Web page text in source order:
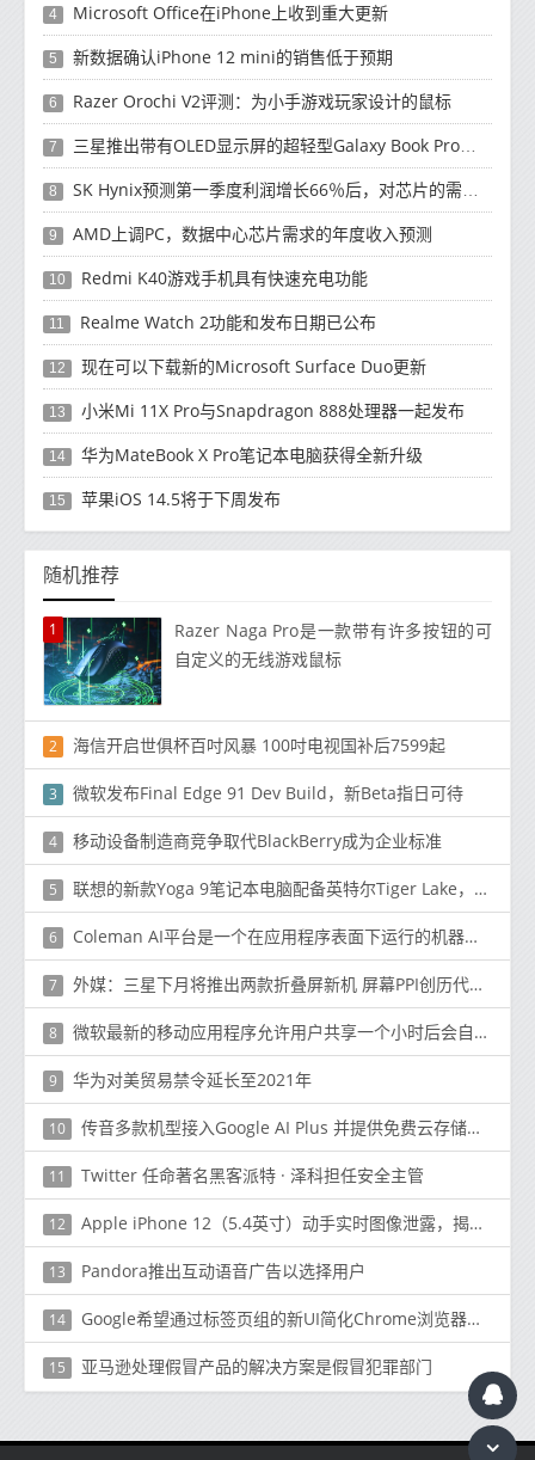
4 Microsoft Office在iPhone上收到重大更新
5 新数据确认iPhone 12 mini的销售低于预期
6 Razer Orochi V2评测：为小手游戏玩家设计的鼠标
7 三星推出带有OLED显示屏的超轻型Galaxy Book Pro和Galaxy Book Pro 360笔记本电脑
8 SK Hynix预测第一季度利润增长66％后，对芯片的需求将增强
9 AMD上调PC，数据中心芯片需求的年度收入预测
10 Redmi K40游戏手机具有快速充电功能
11 Realme Watch 2功能和发布日期已公布
12 现在可以下载新的Microsoft Surface Duo更新
13 小米Mi 11X Pro与Snapdragon 888处理器一起发布
14 华为MateBook X Pro笔记本电脑获得全新升级
15 苹果iOS 14.5将于下周发布
随机推荐
1
Razer Naga Pro是一款带有许多按钮的可
自定义的无线游戏鼠标
2 海信开启世俱杯百吋风暴 100吋电视国补后7599起
3 微软发布Final Edge 91 Dev Build，新Beta指日可待
4 移动设备制造商竞争取代BlackBerry成为企业标准
5 联想的新款Yoga 9笔记本电脑配备英特尔Tiger Lake，Xe Graphics和Thunderbolt 4
6 Coleman AI平台是一个在应用程序表面下运行的机器学习平台
7 外媒：三星下月将推出两款折叠屏新机 屏幕PPI创历代新高
8 微软最新的移动应用程序允许用户共享一个小时后会自毁的交互式幻灯片
9 华为对美贸易禁令延长至2021年
10 传音多款机型接入Google AI Plus 并提供免费云存储服务
11 Twitter 任命著名黑客派特 · 泽科担任安全主管
12 Apple iPhone 12（5.4英寸）动手实时图像泄露，揭示设计
13 Pandora推出互动语音广告以选择用户
14 Google希望通过标签页组的新UI简化Chrome浏览器中的导航
15 亚马逊处理假冒产品的解决方案是假冒犯罪部门